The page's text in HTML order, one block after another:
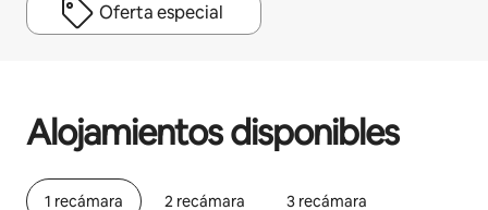
Oferta especial
Alojamientos disponibles
1 recámara 2 recámara 3 recámara